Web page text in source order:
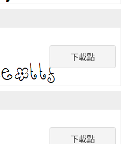
下載點
下載點